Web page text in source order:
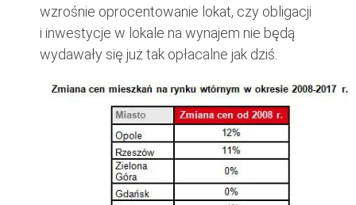
wzrośnie oprocentowanie lokat, czy obligacji
i inwestycje w lokale na wynajem nie będą
wydawały się już tak opłacalne jak dziś.